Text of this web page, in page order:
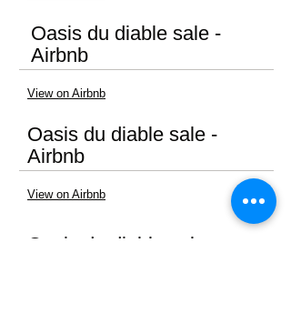
Oasis du diable sale -
Airbnb
View on Airbnb
Oasis du diable sale -
Airbnb
View on Airbnb
Oasis du diable sale -